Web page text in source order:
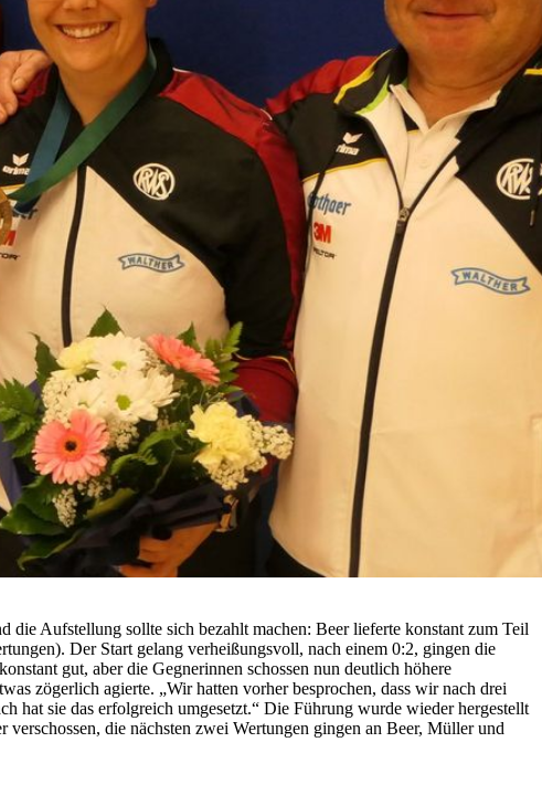
Aufstellung sollte sich bezahlt machen: Beer lieferte konstant zum Teil
Der Start gelang verheißungsvoll, nach einem 0:2, gingen die
gut, aber die Gegnerinnen schossen nun deutlich höhere
zögerlich agierte. „Wir hatten vorher besprochen, dass wir nach drei
hat sie das erfolgreich umgesetzt.“ Die Führung wurde wieder hergestellt
die nächsten zwei Wertungen gingen an Beer, Müller und